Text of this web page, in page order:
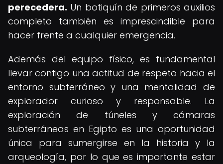
perecedera. Un botiquín de primeros auxilios
completo también es imprescindible para
hacer frente a cualquier emergencia.
Además del equipo físico, es fundamental
llevar contigo una actitud de respeto hacia el
entorno subterráneo y una mentalidad de
explorador curioso y responsable. La
exploración de túneles y cámaras
subterráneas en Egipto es una oportunidad
única para sumergirse en la historia y la
arqueología, por lo que es importante estar